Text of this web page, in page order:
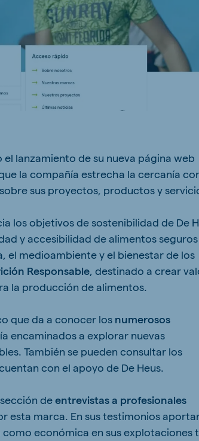
lanzamiento de su nueva página web
la compañía estrecha la cercanía
sus proyectos, productos y
los objetivos de sostenibilidad de De
y accesibilidad de alimentos
el medioambiente y el bienestar de los
Responsable, destinado a crear
la producción de alimentos.
que da a conocer los numerosos
encaminados a explorar nuevas
También se pueden consultar los
con el apoyo de De Heus.
deentrevistas a profesionales
esta marca. En sus testimonios
económica en sus explotaciones
Russia (Koudijs)
Russian